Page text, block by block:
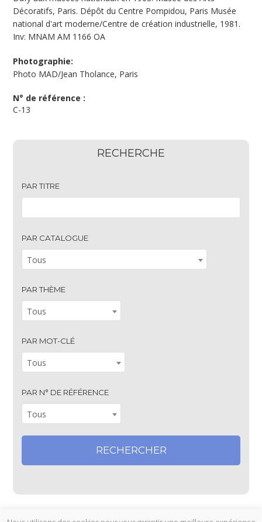
Décoratifs, Paris. Dépôt du Centre Pompidou, Paris Musée
national d'art moderne/Centre de création industrielle, 1981.
Inv: MNAM AM 1166 OA
Photographie:
Photo MAD/Jean Tholance, Paris
N° de référence :
C-13
RECHERCHE
PAR TITRE
PAR CATALOGUE
Tous
PAR THÈME
Tous
PAR MOT-CLÉ
Tous
PAR N° DE RÉFÉRENCE
Tous